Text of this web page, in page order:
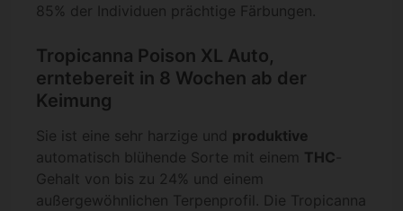
85% der Individuen prächtige Färbungen.
Tropicanna Poison XL Auto,
erntebereit in 8 Wochen ab der
Keimung
Sie ist eine sehr harzige und produktive
automatisch blühende Sorte mit einem THC
Gehalt von bis zu 24% und einem
außergewöhnlichen Terpenprofil. Die Tropicanna